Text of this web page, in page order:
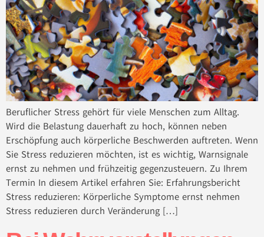
Beruflicher Stress gehört für viele Menschen zum Alltag.
Wird die Belastung dauerhaft zu hoch, können neben
Erschöpfung auch körperliche Beschwerden auftreten. Wenn
Sie Stress reduzieren möchten, ist es wichtig, Warnsignale
ernst zu nehmen und frühzeitig gegenzusteuern. Zu Ihrem
Termin In diesem Artikel erfahren Sie: Erfahrungsbericht
Stress reduzieren: Körperliche Symptome ernst nehmen
Stress reduzieren durch Veränderung […]